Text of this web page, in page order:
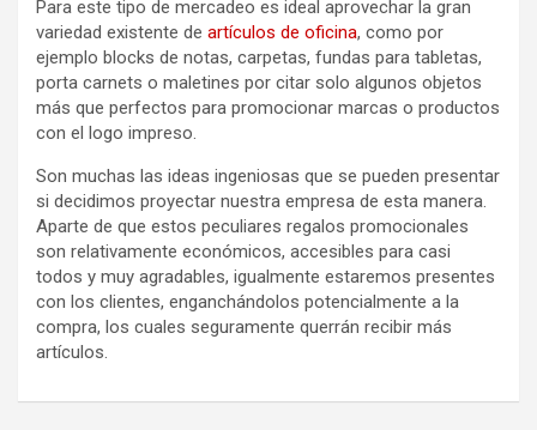
Para este tipo de mercadeo es ideal aprovechar la gran
variedad existente de artículos de oficina, como por
ejemplo blocks de notas, carpetas, fundas para tabletas,
porta carnets o maletines por citar solo algunos objetos
más que perfectos para promocionar marcas o productos
con el logo impreso.
Son muchas las ideas ingeniosas que se pueden presentar
si decidimos proyectar nuestra empresa de esta manera.
Aparte de que estos peculiares regalos promocionales
son relativamente económicos, accesibles para casi
todos y muy agradables, igualmente estaremos presentes
con los clientes, enganchándolos potencialmente a la
compra, los cuales seguramente querrán recibir más
artículos.